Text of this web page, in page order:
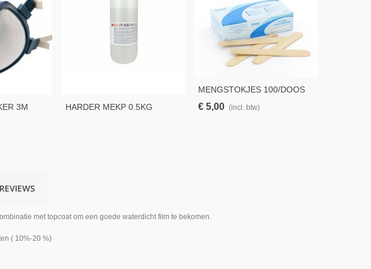
3M
HARDER MEKP 0.5KG
MENGSTOKJES 100/DOOS
€ 5,00 (incl. btw)
REVIEWS
met topcoat om een goede waterdicht film te bekomen.
( 10%-20 %)